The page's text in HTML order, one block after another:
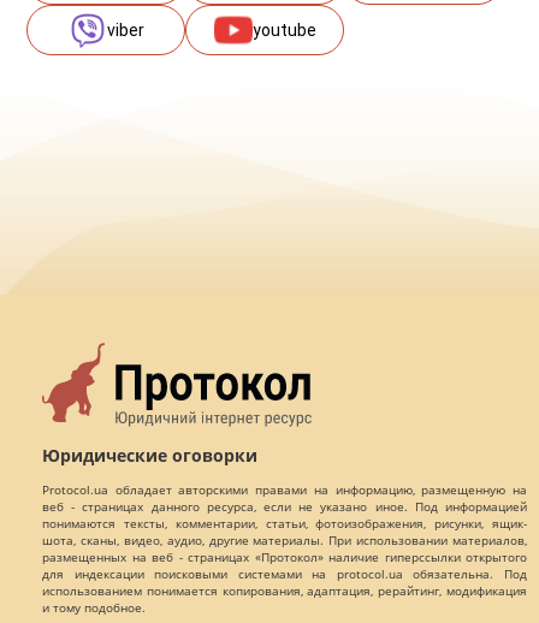
viber youtube
Юридические оговорки
Protocol.ua обладает авторскими правами на информацию, размещенную на
веб - страницах данного ресурса, если не указано иное. Под информацией
понимаются тексты, комментарии, статьи, фотоизображения, рисунки, ящик-
шота, сканы, видео, аудио, другие материалы. При использовании материалов,
размещенных на веб - страницах «Протокол» наличие гиперссылки открытого
для индексации поисковыми системами на protocol.ua обязательна. Под
использованием понимается копирования, адаптация, рерайтинг, модификация
и тому подобное.